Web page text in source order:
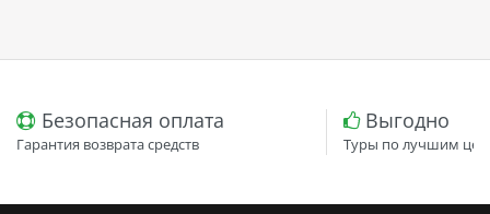
Безопасная оплата
Гарантия возврата средств
Выгодно
Туры по лучшим